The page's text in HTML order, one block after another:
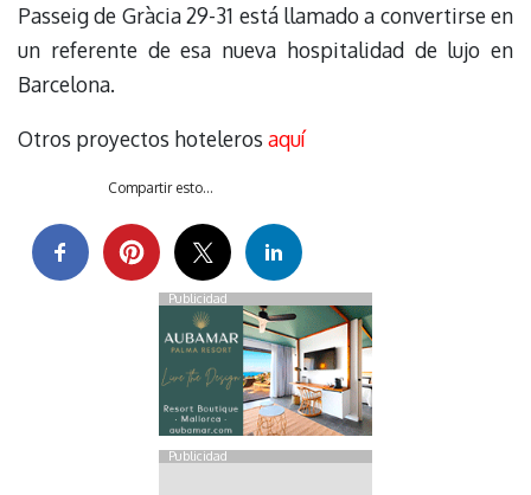
Passeig de Gràcia 29-31 está llamado a convertirse en
un referente de esa nueva hospitalidad de lujo en
Barcelona.
Otros proyectos hoteleros aquí
Compartir esto...
Publicidad
Publicidad